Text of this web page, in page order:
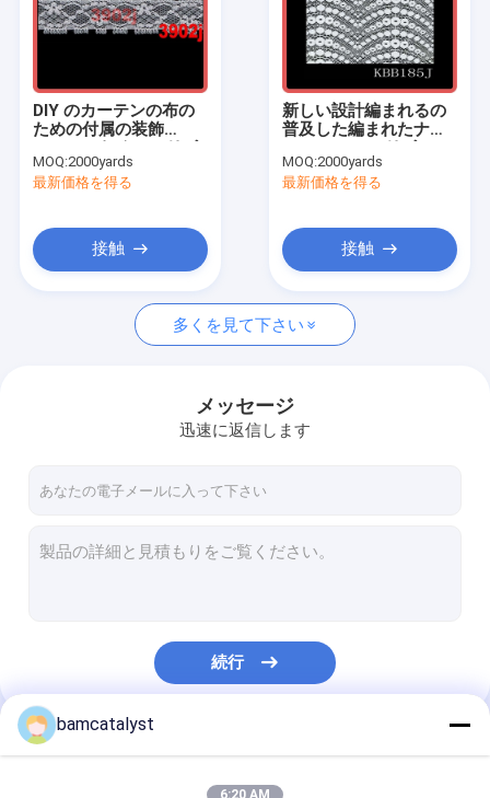
DIY のカーテンの布の
ための付属の装飾
ンのトリム
MOQ:2000yards
最新価格を得る
接触
新しい設計編まれるの
普及した編まれたナイ
トリムおよびジャカー
ド
MOQ:2000yards
最新価格を得る
接触
多くを見て下さい
メッセージ
迅速に返信します
続行
私たちのカテゴリー
bamcatalyst
6:20 AM